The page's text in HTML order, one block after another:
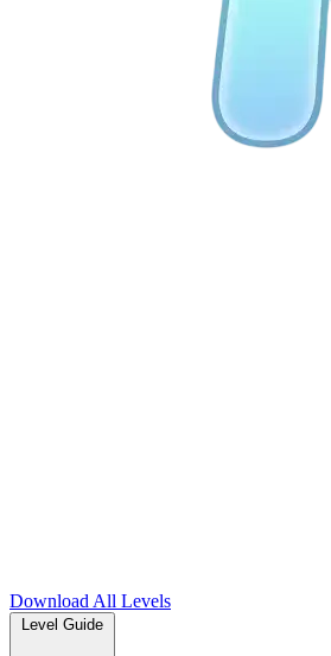
Download All Levels
Level Guide